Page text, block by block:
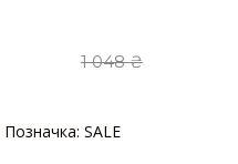
1 048₴
Позначка: SALE